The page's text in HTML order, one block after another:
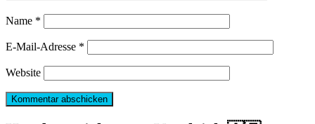
Name *
E-Mail-Adresse *
Website